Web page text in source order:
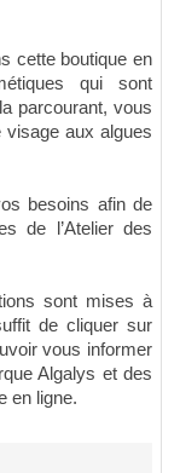
cette boutique en
qui sont
parcourant, vous
visage aux algues
besoins afin de
de l’Atelier des
sont mises à
de cliquer sur
vous informer
Algalys et des
en ligne.